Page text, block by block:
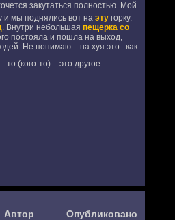
закутаться полностью. Мой
мы поднялись вот на этугорку.
. Внутри небольшая пещерка со
постояла и пошла на выход,
Не понимаю – на хуя это.. как-
(кого-то) – это другое.
Автор Опубликовано